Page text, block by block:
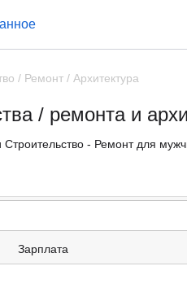
/ Ремонт / Архитектура
/ ремонта и
- Ремонт для
Зарплата